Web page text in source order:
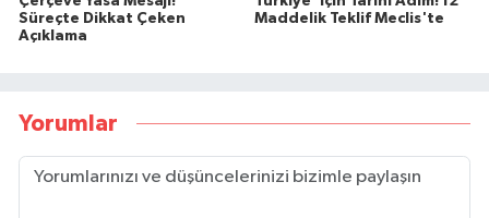
Süreçte Dikkat Çeken
Açıklama
Maddelik Teklif Meclis'te
Yorumlar